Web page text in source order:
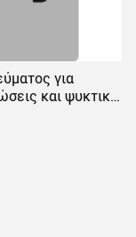
για
και ψυκτικό